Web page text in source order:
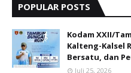
POPULAR POSTS
Kodam XXII/
Kalteng-Kalsel
Bersatu, dan
Juli 25, 2026